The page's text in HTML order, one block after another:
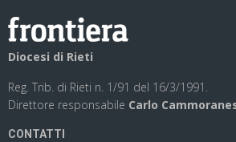
Diocesi di Rieti
Reg. Trib. di Rieti n. 1/91 del 16/3/1991.
Direttore responsabile Carlo
CONTATTI